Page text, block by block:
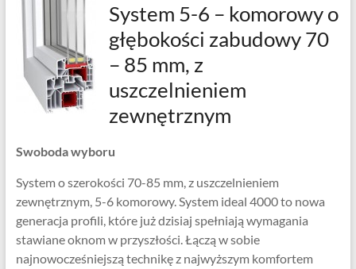
System 5-6 – komorowy o
głębokości zabudowy 70
– 85 mm, z
uszczelnieniem
zewnętrznym
Swoboda wyboru
System o szerokości 70-85 mm, z uszczelnieniem
zewnętrznym, 5-6 komorowy. System ideal 4000 to nowa
generacja profili, które już dzisiaj spełniają wymagania
stawiane oknom w przyszłości. Łączą w sobie
najnowocześniejszą technikę z najwyższym komfortem